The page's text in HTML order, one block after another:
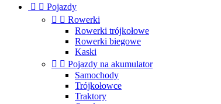
  Pojazdy
  Rowerki
Rowerki trójkołowe
Rowerki biegowe
Kaski
  Pojazdy na akumulator
Samochody
Trójkołowce
Traktory